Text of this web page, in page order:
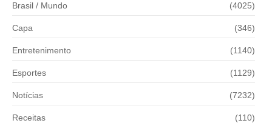
Brasil / Mundo (4025)
Capa (346)
Entretenimento (1140)
Esportes (1129)
Notícias (7232)
Receitas (110)